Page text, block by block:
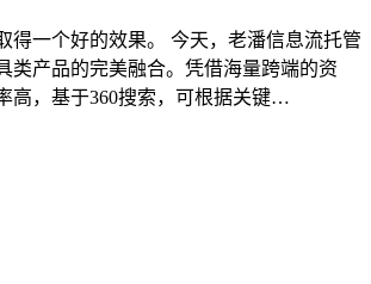
得一个好的效果。 今天，老潘信息流托管
类产品的完美融合。凭借海量跨端的资
高，基于360搜索，可根据关键…